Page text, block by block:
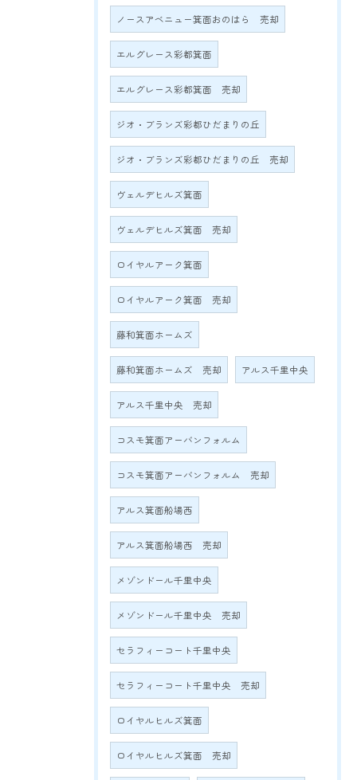
ノースアベニュー箕面おのはら 売却
エルグレース彩都箕面
エルグレース彩都箕面 売却
ジオ・ブランズ彩都ひだまりの丘
ジオ・ブランズ彩都ひだまりの丘 売却
ヴェルデヒルズ箕面
ヴェルデヒルズ箕面 売却
ロイヤルアーク箕面
ロイヤルアーク箕面 売却
藤和箕面ホームズ
藤和箕面ホームズ 売却 アルス千里中央
アルス千里中央 売却
コスモ箕面アーバンフォルム
コスモ箕面アーバンフォルム 売却
アルス箕面船場西
アルス箕面船場西 売却
メゾンドール千里中央
メゾンドール千里中央 売却
セラフィーコート千里中央
セラフィーコート千里中央 売却
ロイヤルヒルズ箕面
ロイヤルヒルズ箕面 売却